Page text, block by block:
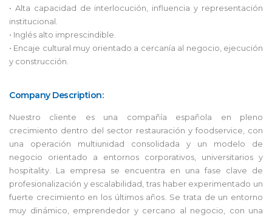
• Alta capacidad de interlocución, influencia y representación
institucional.
• Inglés alto imprescindible.
• Encaje cultural muy orientado a cercanía al negocio, ejecución
y construcción.
Company Description:
Nuestro cliente es una compañía española en pleno
crecimiento dentro del sector restauración y foodservice, con
una operación multiunidad consolidada y un modelo de
negocio orientado a entornos corporativos, universitarios y
hospitality. La empresa se encuentra en una fase clave de
profesionalización y escalabilidad, tras haber experimentado un
fuerte crecimiento en los últimos años. Se trata de un entorno
muy dinámico, emprendedor y cercano al negocio, con una